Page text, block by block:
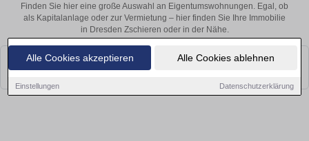
Alle Cookies akzeptieren Alle Cookies ablehnen
Einstellungen Datenschutzerklärung
Finden Sie hier eine große Auswahl an Eigentumswohnungen. Egal, ob
als Kapitalanlage oder zur Vermietung – hier finden Sie Ihre Immobilie
in Dresden Zschieren oder in der Nähe.
Leider konnten wir derzeit keine passenden Objekte finden. Schauen Sie
bald wieder vorbei!